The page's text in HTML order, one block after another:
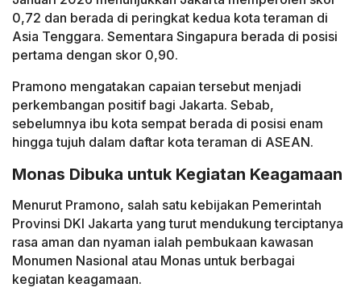
0,72 dan berada di peringkat kedua kota teraman di
Asia Tenggara. Sementara Singapura berada di posisi
pertama dengan skor 0,90.
Pramono mengatakan capaian tersebut menjadi
perkembangan positif bagi Jakarta. Sebab,
sebelumnya ibu kota sempat berada di posisi enam
hingga tujuh dalam daftar kota teraman di ASEAN.
Monas Dibuka untuk Kegiatan Keagamaan
Menurut Pramono, salah satu kebijakan Pemerintah
Provinsi DKI Jakarta yang turut mendukung terciptanya
rasa aman dan nyaman ialah pembukaan kawasan
Monumen Nasional atau Monas untuk berbagai
kegiatan keagamaan.